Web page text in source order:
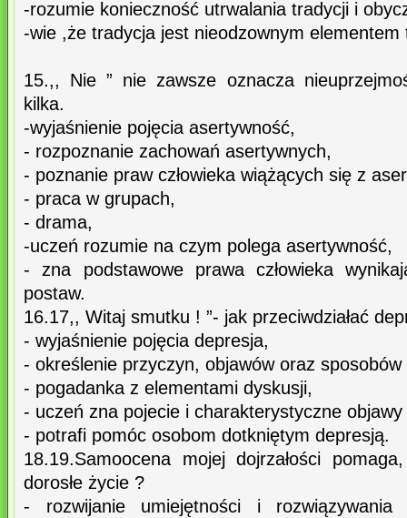
-rozumie konieczność utrwalania tradycji i
-wie ,że tradycja jest nieodzownym elementem
15.,, Nie ” nie zawsze oznacza
kilka.
-wyjaśnienie pojęcia asertywność,
- rozpoznanie zachowań asertywnych,
- poznanie praw człowieka wiążących się z
- praca w grupach,
- drama,
-uczeń rozumie na czym polega asertywność,
- zna podstawowe prawa człowieka
postaw.
16.17,, Witaj smutku ! ”- jak przeciwdziałać
- wyjaśnienie pojęcia depresja,
- określenie przyczyn, objawów oraz
- pogadanka z elementami dyskusji,
- uczeń zna pojecie i charakterystyczne
- potrafi pomóc osobom dotkniętym depresją.
18.19.Samoocena mojej dojrzałości
dorosłe życie ?
- rozwijanie umiejętności i rozwiązywania